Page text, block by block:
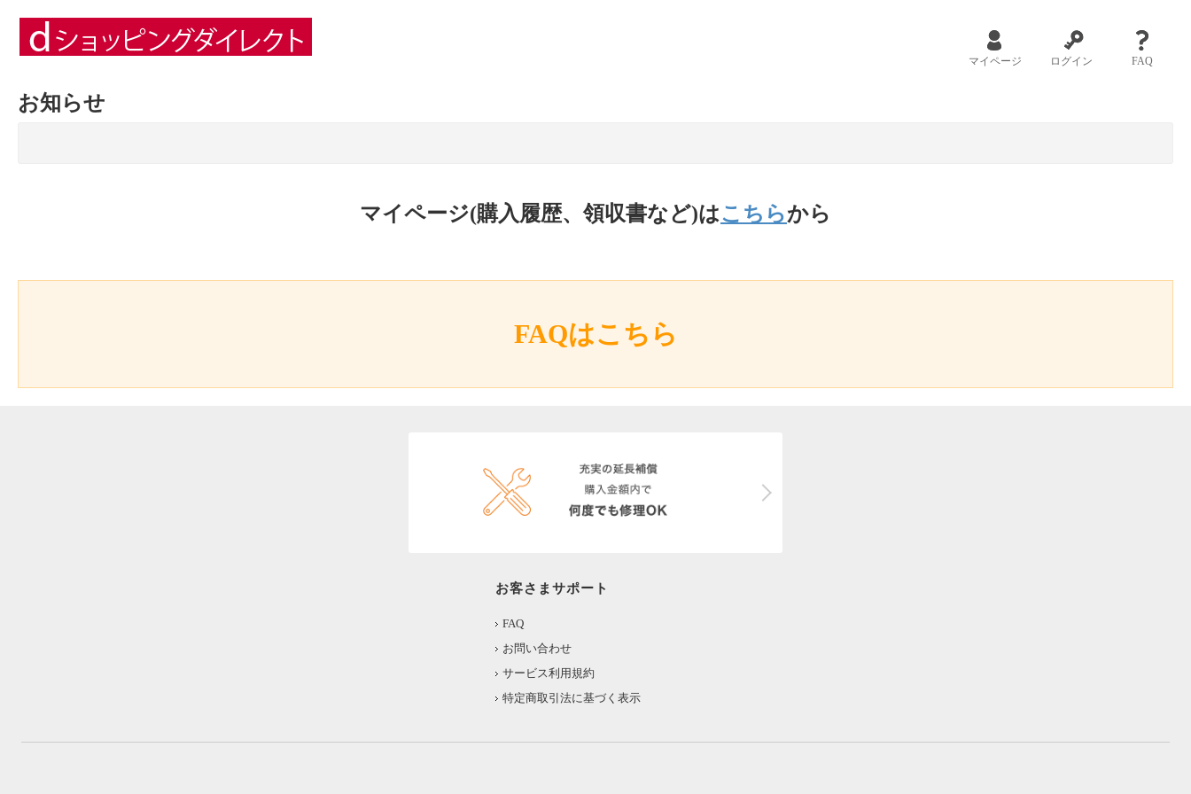
マイページ ログイン FAQ
お知らせ
マイページ(購入履歴、領収書など)はこちらから
FAQはこちら
お客さまサポート
FAQ
お問い合わせ
サービス利用規約
特定商取引法に基づく表示